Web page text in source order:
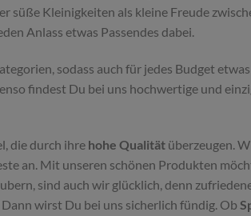
süße Kleinigkeiten als kleine Freude
Anlass etwas Passendes dabei.
sodass auch für jedes Budget
findest Du bei uns hochwertige und
die durch ihre hohe Qualität überzeugen.
an. Mit unseren schönen Produkten
sind auch wir glücklich, denn
wirst Du bei uns sicherlich fündig. Ob